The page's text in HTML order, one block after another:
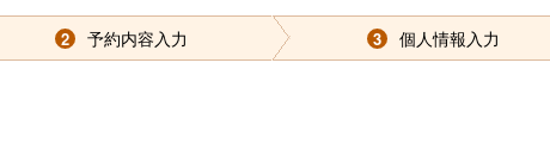
2 予約内容入力 3 個人情報入力